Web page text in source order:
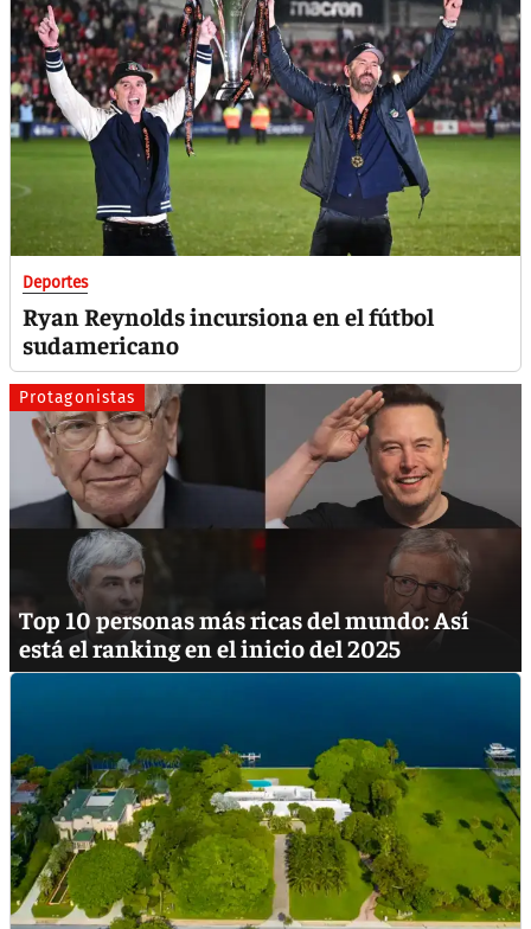
Deportes
Ryan Reynolds incursiona en el fútbol
sudamericano
Protagonistas
Top 10 personas más ricas del mundo: Así
está el ranking en el inicio del 2025